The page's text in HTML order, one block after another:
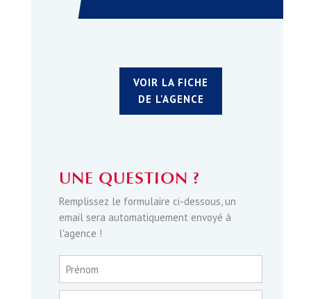
VOIR LA FICHE
DE L'AGENCE
UNE QUESTION ?
Remplissez le formulaire ci-dessous, un
email sera automatiquement envoyé à
l'agence !
Prénom